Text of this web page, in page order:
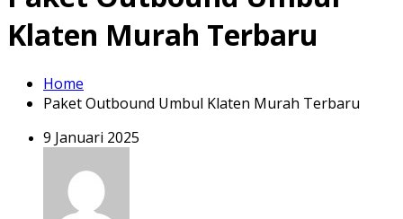
Klaten Murah Terbaru
Home
Paket Outbound Umbul Klaten Murah Terbaru
9 Januari 2025